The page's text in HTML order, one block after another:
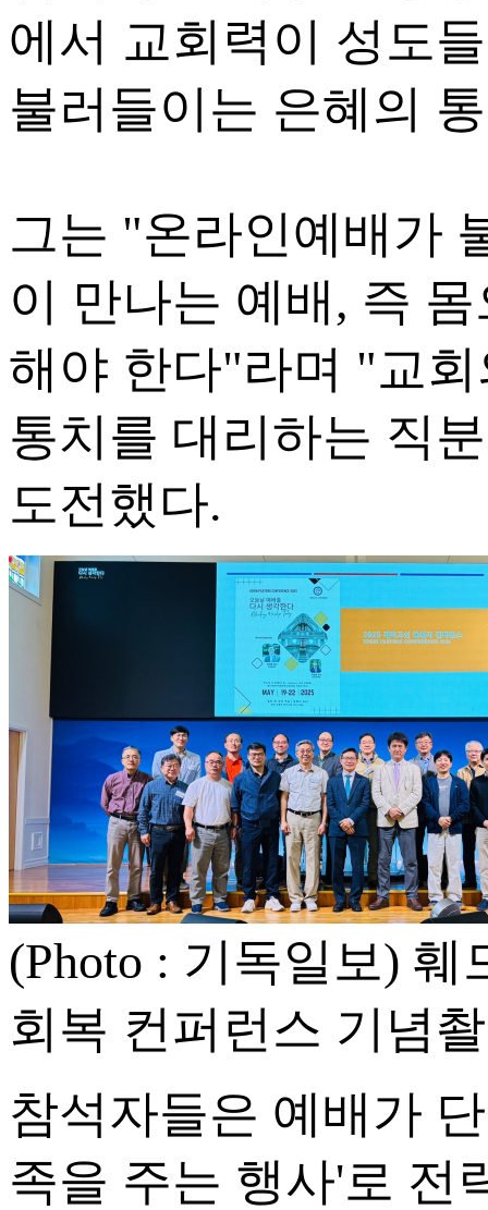
에서 교회력이 성도
불러들이는 은혜의
그는 "온라인예배가
이 만나는 예배, 즉
해야 한다"라며 "교
통치를 대리하는 직
도전했다.
(Photo : 기독일보)
회복 컨퍼런스 기념
참석자들은 예배가
족을 주는 행사'로 전